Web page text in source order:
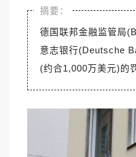
德国联邦金融监管局
意志银行(Deutsche
(约合1,000万美元)的